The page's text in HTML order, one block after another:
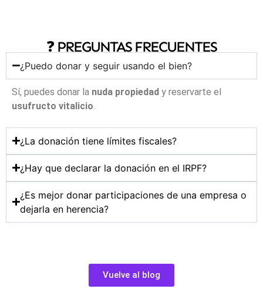
❓ PREGUNTAS FRECUENTES
¿Puedo donar y seguir usando el bien?
Sí, puedes donar la nuda propiedad y reservarte el
usufructo vitalicio
¿La donación tiene límites fiscales?
¿Hay que declarar la donación en el IRPF?
¿Es mejor donar participaciones de una empresa o
dejarla en herencia?
Vuelve al blog